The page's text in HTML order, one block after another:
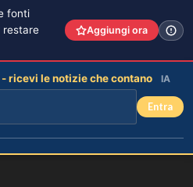
fonti
restare
Aggiungi ora
ricevi le notizie che contano IA
Entra